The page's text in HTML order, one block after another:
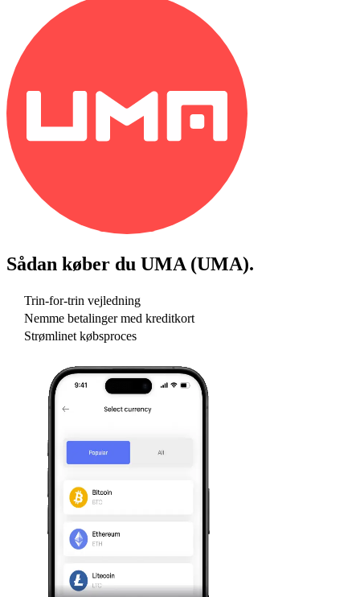
Sådan køber du UMA (UMA).
Trin-for-trin vejledning
Nemme betalinger med kreditkort
Strømlinet købsproces